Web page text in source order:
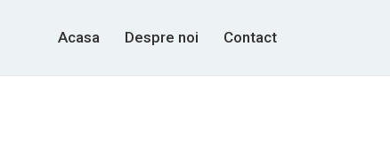
Acasa Despre noi Contact